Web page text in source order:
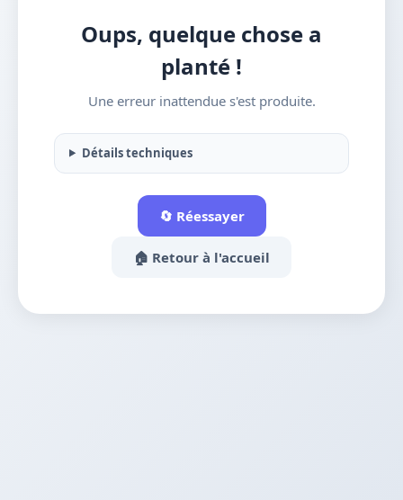
Oups, quelque chose a
planté !
Une erreur inattendue s'est produite.
Détails techniques
🔄 Réessayer
🏠 Retour à l'accueil